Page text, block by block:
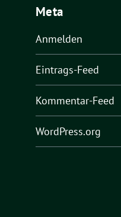
Meta
Anmelden
Eintrags-Feed
Kommentar-Feed
WordPress.org